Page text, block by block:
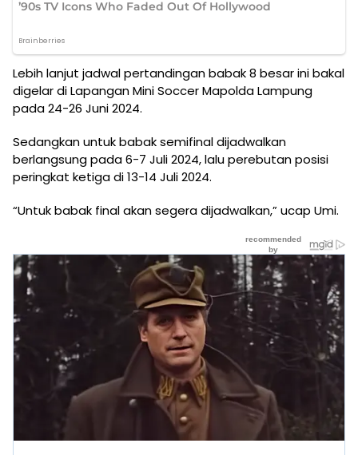
Lebih lanjut jadwal pertandingan babak 8 besar ini bakal
digelar di Lapangan Mini Soccer Mapolda Lampung
pada 24-26 Juni 2024.
Sedangkan untuk babak semifinal dijadwalkan
berlangsung pada 6-7 Juli 2024, lalu perebutan posisi
peringkat ketiga di 13-14 Juli 2024.
“Untuk babak final akan segera dijadwalkan,” ucap Umi.